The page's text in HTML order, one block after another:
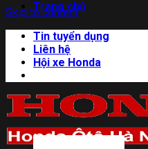
Skip to content
Trang chủ
Tin tuyển dụng
Liên hệ
Hội xe Honda